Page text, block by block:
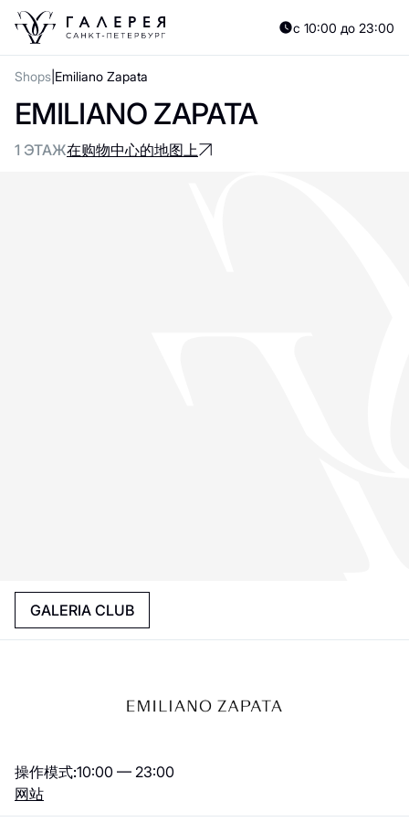
с 10:00 до 23:00
Shops Emiliano Zapata
EMILIANO ZAPATA
1 ЭТАЖ在购物中心的地图上
GALERIA CLUB
操作模式:10:00 — 23:00
网站